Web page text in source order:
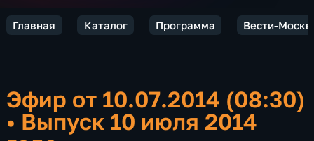
Главная Каталог Программа Вести-
Эфир от 10.07.2014 (08:30)
• Выпуск 10 июля 2014